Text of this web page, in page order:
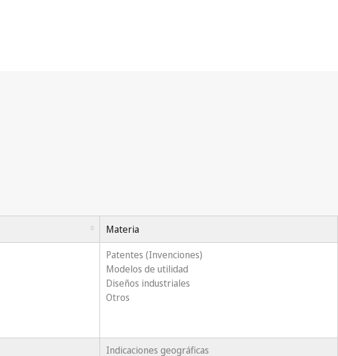
Materia
Patentes (Invenciones)
Modelos de utilidad
Diseños industriales
Otros
Indicaciones geográficas